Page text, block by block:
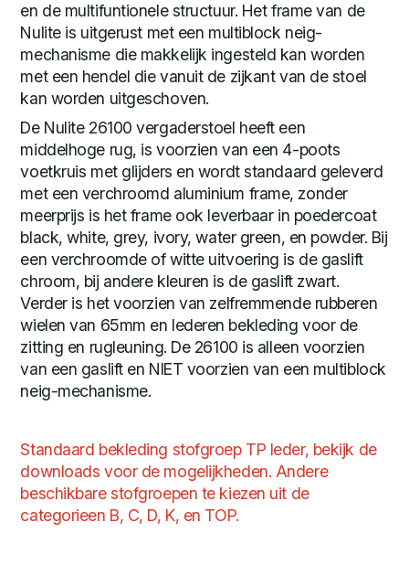
en de multifuntionele structuur. Het frame van de
Nulite is uitgerust met een multiblock neig-
mechanisme die makkelijk ingesteld kan worden
met een hendel die vanuit de zijkant van de stoel
kan worden uitgeschoven.
De Nulite 26100 vergaderstoel heeft een
middelhoge rug, is voorzien van een 4-poots
voetkruis met glijders en wordt standaard geleverd
met een verchroomd aluminium frame, zonder
meerprijs is het frame ook leverbaar in poedercoat
black, white, grey, ivory, water green, en powder. Bij
een verchroomde of witte uitvoering is de gaslift
chroom, bij andere kleuren is de gaslift zwart.
Verder is het voorzien van zelfremmende rubberen
wielen van 65mm en lederen bekleding voor de
zitting en rugleuning. De 26100 is alleen voorzien
van een gaslift en NIET voorzien van een multiblock
neig-mechanisme.
Standaard bekleding stofgroep TP leder, bekijk de
downloads voor de mogelijkheden. Andere
beschikbare stofgroepen te kiezen uit de
categorieen B, C, D, K, en TOP.